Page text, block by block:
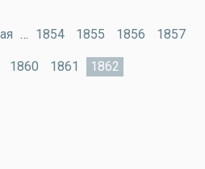
… 1854 1855 1856 1857
1860 1861 1862